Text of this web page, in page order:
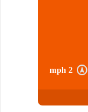
2 mph